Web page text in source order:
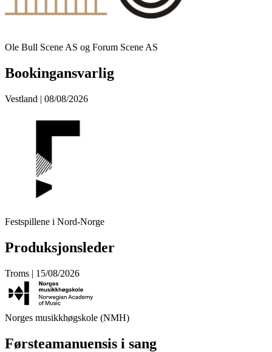
Ole Bull Scene AS og Forum Scene AS
Bookingansvarlig
Vestland | 08/08/2026
Festspillene i Nord-Norge
Produksjonsleder
Troms | 15/08/2026
Norges musikkhøgskole (NMH)
Førsteamanuensis i sang